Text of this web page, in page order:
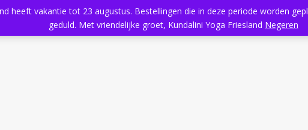
Aanbod Kundalini Yoga Massage Rooster
heeft vakantie tot 23 augustus. Bestellingen die in deze periode worden
geduld. Met vriendelijke groet, Kundalini Yoga Friesland Negeren